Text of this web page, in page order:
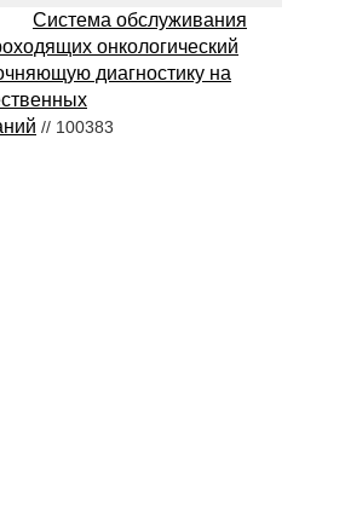
Система обслуживания
онкологический
диагностику на
// 100383